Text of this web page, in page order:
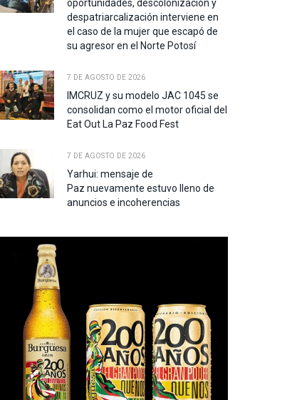
oportunidades, descolonización y
despatriarcalización interviene en
el caso de la mujer que escapó de
su agresor en el Norte Potosí
7 DE AGOSTO DE 2026
IMCRUZ y su modelo JAC 1045 se
consolidan como el motor oficial del
Eat Out La Paz Food Fest
7 DE AGOSTO DE 2026
Yarhui: mensaje de
Paz nuevamente estuvo lleno de
anuncios e incoherencias